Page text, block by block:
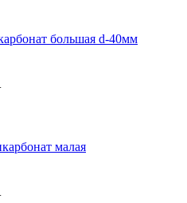
большая d-40мм
малая